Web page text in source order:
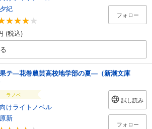
紀
(税込)
フォロー
テ―花巻農芸高校地学部の夏―（新潮文庫
ラノベ
けライトノベル
新
試し読み
フォロー